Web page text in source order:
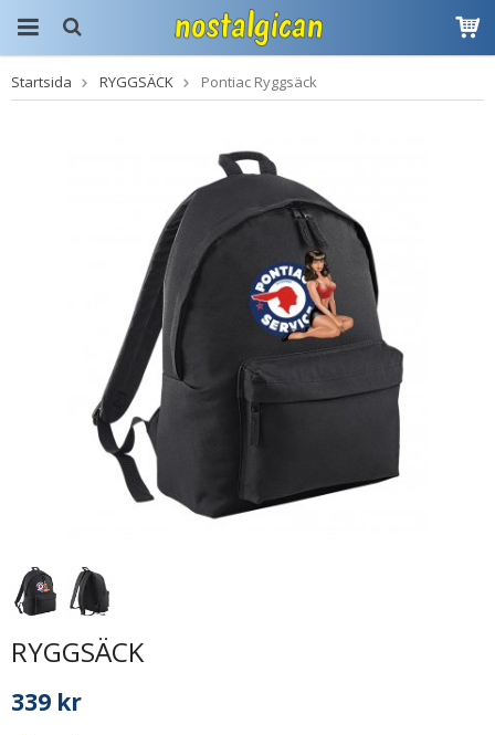
Produkten har blivit
tillagd i varukorgen
Startsida RYGGSÄCK Pontiac Ryggsäck
RYGGSÄCK
339 kr